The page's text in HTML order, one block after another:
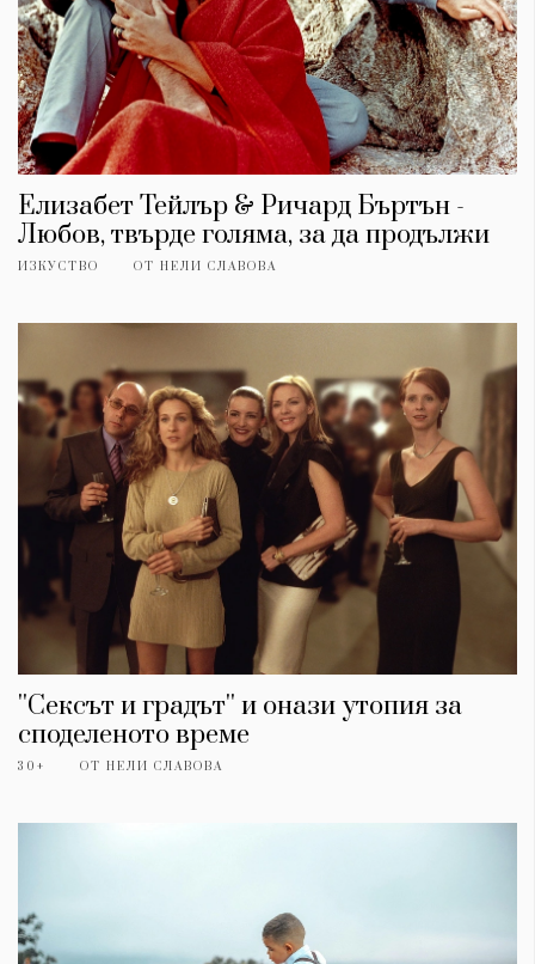
Елизабет Тейлър & Ричард Бъртън -
Любов, твърде голяма, за да продължи
ИЗКУСТВО ОТ НЕЛИ СЛАВОВА
''Сексът и градът'' и онази утопия за
споделеното време
30+ ОТ НЕЛИ СЛАВОВА